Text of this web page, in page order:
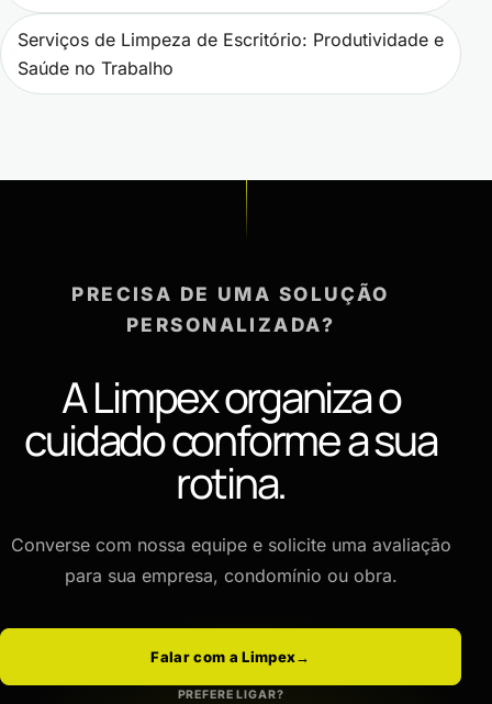
Serviços de Limpeza de Escritório: Produtividade e
Saúde no Trabalho
PRECISA DE UMA SOLUÇÃO
PERSONALIZADA?
A Limpex organiza o
cuidado conforme a sua
rotina.
Converse com nossa equipe e solicite uma avaliação
para sua empresa, condomínio ou obra.
Falar com a Limpex→
PREFERE LIGAR?